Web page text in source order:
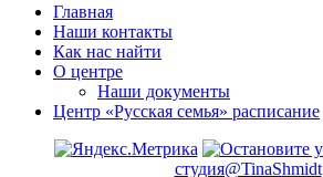
Главная
Наши контакты
Как нас найти
О центре
Наши документы
Центр «Русская семья» расписание
студия@TinaShmidt